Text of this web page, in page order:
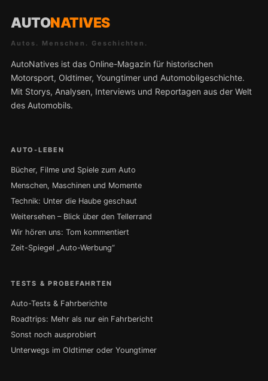
AUTONATIVES
Autos. Menschen. Geschichten.
AutoNatives ist das Online-Magazin für historischen
Motorsport, Oldtimer, Youngtimer und Automobilgeschichte.
Mit Storys, Analysen, Interviews und Reportagen aus der Welt
des Automobils.
AUTO-LEBEN
Bücher, Filme und Spiele zum Auto
Menschen, Maschinen und Momente
Technik: Unter die Haube geschaut
Weitersehen – Blick über den Tellerrand
Wir hören uns: Tom kommentiert
Zeit-Spiegel „Auto-Werbung“
TESTS & PROBEFAHRTEN
Auto-Tests & Fahrberichte
Roadtrips: Mehr als nur ein Fahrbericht
Sonst noch ausprobiert
Unterwegs im Oldtimer oder Youngtimer